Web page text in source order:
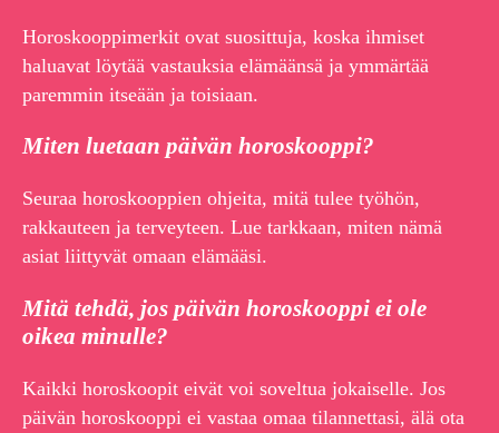
Horoskooppimerkit ovat suosittuja, koska ihmiset
haluavat löytää vastauksia elämäänsä ja ymmärtää
paremmin itseään ja toisiaan.
Miten luetaan päivän horoskooppi?
Seuraa horoskooppien ohjeita, mitä tulee työhön,
rakkauteen ja terveyteen. Lue tarkkaan, miten nämä
asiat liittyvät omaan elämääsi.
Mitä tehdä, jos päivän horoskooppi ei ole
oikea minulle?
Kaikki horoskoopit eivät voi soveltua jokaiselle. Jos
päivän horoskooppi ei vastaa omaa tilannettasi, älä ota